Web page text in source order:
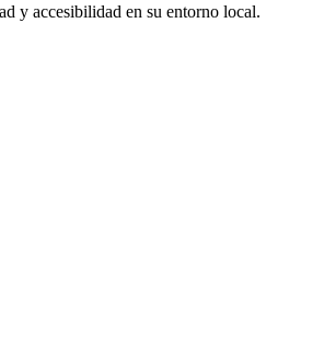
y accesibilidad en su entorno local.